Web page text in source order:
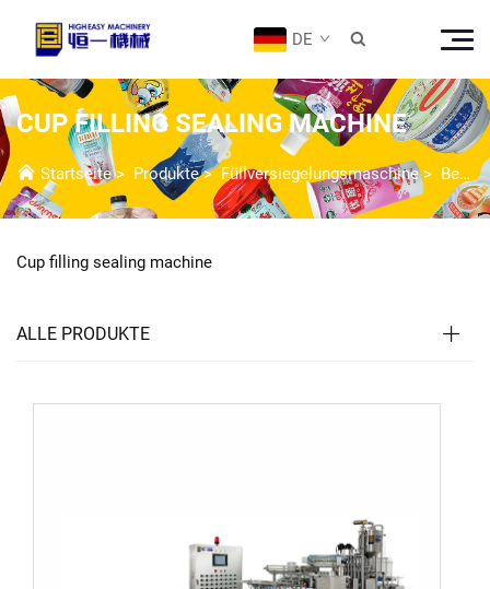
DE 
CUP FILLING SEALING MACHINE
Startseite> Produkte> Füllversiegelungsmaschine> Becher-Füll- und Versiegelmaschine
Cup filling sealing machine
ALLE PRODUKTE